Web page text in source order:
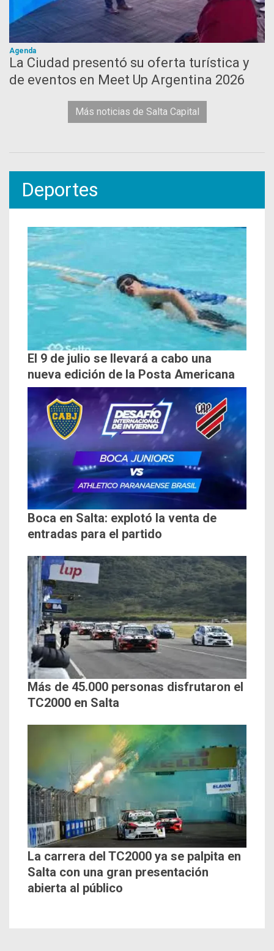
Agenda
La Ciudad presentó su oferta turística y
de eventos en Meet Up Argentina 2026
Más noticias de Salta Capital
Deportes
El 9 de julio se llevará a cabo una
nueva edición de la Posta Americana
Boca en Salta: explotó la venta de
entradas para el partido
Más de 45.000 personas disfrutaron el
TC2000 en Salta
La carrera del TC2000 ya se palpita en
Salta con una gran presentación
abierta al público